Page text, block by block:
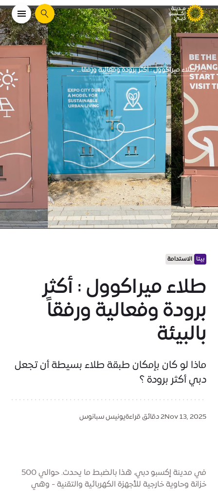
يبحث
... طلاء ميراكوول : أكثر برودة وفعالية ورفقا...
بيتا الاستدامة
طلاء ميراكوول : أكثر
برودة وفعالية ورفقاً
بالبيئة
ماذا لو كان بإمكان طبقة طلاء بسيطة أن تجعل
دبي أكثر برودة ؟
Nov 13, 20252 دقائق قراءة يونيس سبانوس
في مدينة إكسبو دبي، هذا بالضبط ما يحدث. حوالي 500
خزانة وحاوية خارجية للأجهزة الكهربائية والتقنية - وهي